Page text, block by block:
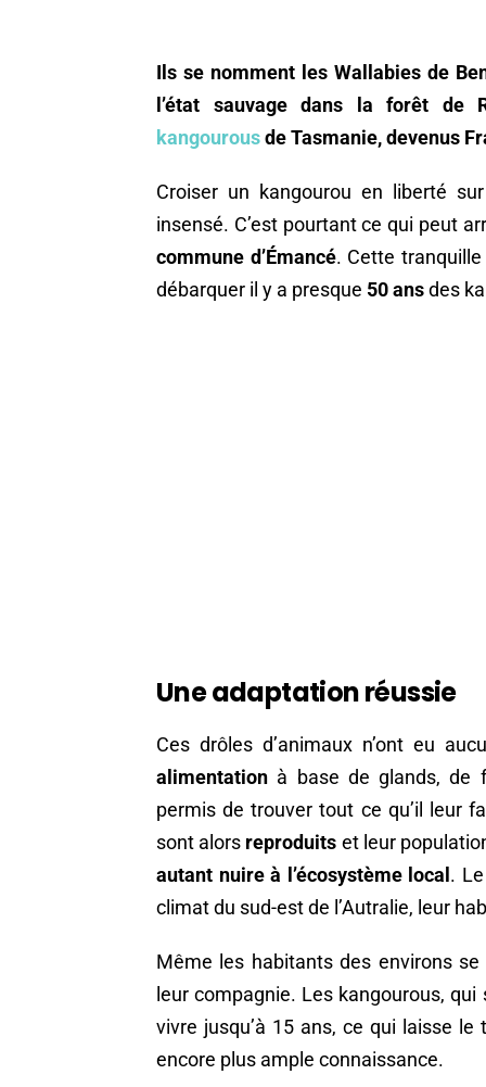
Ils se nomment les Wallabies de
l’état sauvage dans la forêt de
kangourousde Tasmanie, devenus
Croiser un kangourou en liberté
insensé. C’est pourtant ce qui peut
commune d’Émancé. Cette
débarquer il y a presque 50 ansdes
Une adaptation réussie
Ces drôles d’animaux n’ont eu
alimentation à base de glands, de
permis de trouver tout ce qu’il leur
sont alors reproduits et leur
autant nuire à l’écosystème local .
climat du sud-est de l’Autralie, leur
Même les habitants des environs
leur compagnie. Les kangourous,
vivre jusqu’à 15 ans, ce qui laisse
encore plus ample connaissance.